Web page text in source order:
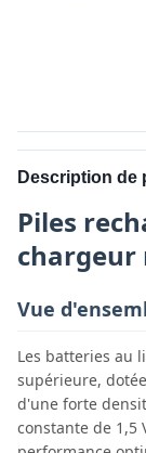
Description de
Piles
chargeur
Vue
Les batteries au
supérieure,
d'une forte
constante de 1,5